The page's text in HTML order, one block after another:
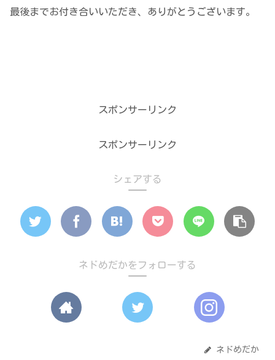
最後までお付き合いいただき、ありがとうございます。
スポンサーリンク
スポンサーリンク
シェアする
ネドめだかをフォローする
ネドめだか